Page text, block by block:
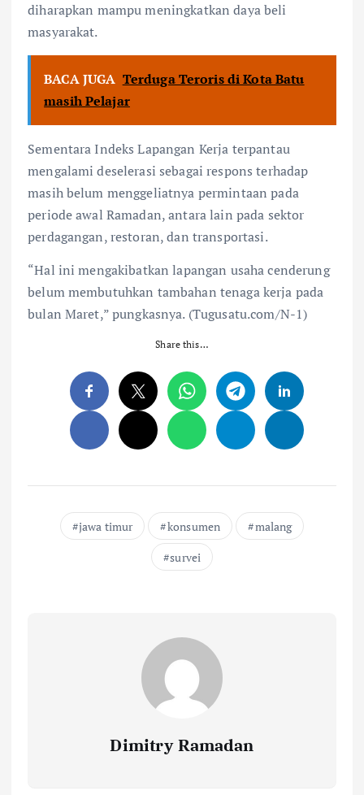
diharapkan mampu meningkatkan daya beli
masyarakat.
BACA JUGA Terduga Teroris di Kota Batu
masih Pelajar
Sementara Indeks Lapangan Kerja terpantau
mengalami deselerasi sebagai respons terhadap
masih belum menggeliatnya permintaan pada
periode awal Ramadan, antara lain pada sektor
perdagangan, restoran, dan transportasi.
“Hal ini mengakibatkan lapangan usaha cenderung
belum membutuhkan tambahan tenaga kerja pada
bulan Maret,” pungkasnya. (Tugusatu.com/N-1)
Share this…
jawa timur konsumen
malang
survei
Dimitry Ramadan